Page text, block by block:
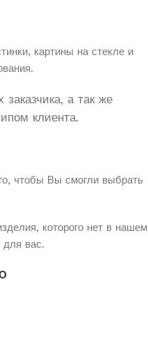
картины на стекле и
а так же
клиента.
чтобы Вы смогли выбрать
которого нет в нашем
для вас.